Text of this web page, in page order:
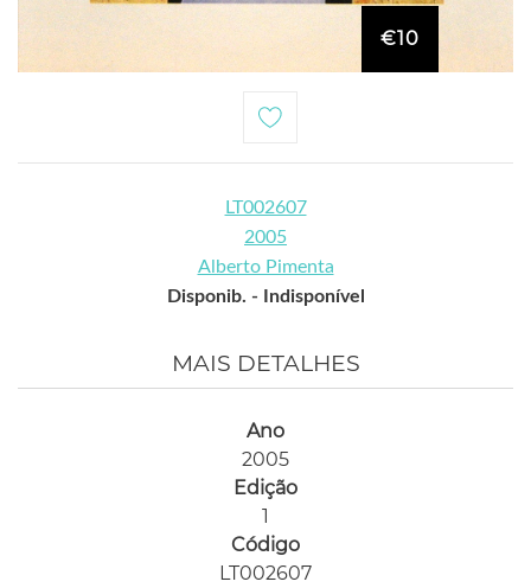
€10
LT002607
2005
Alberto Pimenta
Disponib. -
Indisponível
MAIS DETALHES
Ano
2005
Edição
1
Código
LT002607